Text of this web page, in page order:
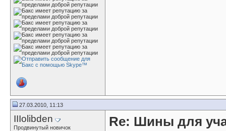
27.03.2010, 11:13
IIIolibden
Продвинутый новичок Re: Шины для